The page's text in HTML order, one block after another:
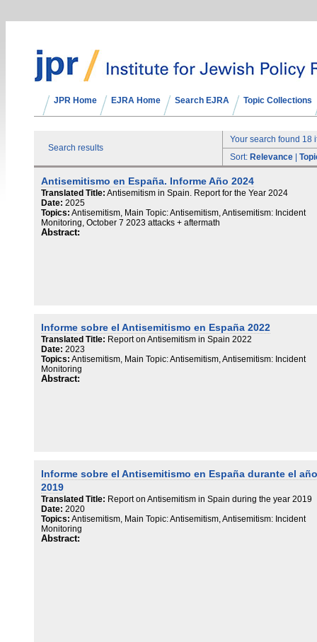
JPR Home EJRA Home Search EJRA Topic Collections
Search results
Your search found 18
Sort: Relevance
Antisemitismo en España. Informe Año 2024
Translated Title: Antisemitism in Spain. Report for the Year 2024
Date: 2025
Topics: Antisemitism, Main Topic: Antisemitism, Antisemitism: Incident
Monitoring, October 7 2023 attacks + aftermath
Abstract:
Informe sobre el Antisemitismo en España 2022
Translated Title: Report on Antisemitism in Spain 2022
Date: 2023
Topics: Antisemitism, Main Topic: Antisemitism, Antisemitism: Incident
Monitoring
Abstract:
Informe sobre el Antisemitismo en España durante el año
2019
Translated Title: Report on Antisemitism in Spain during the year 2019
Date: 2020
Topics: Antisemitism, Main Topic: Antisemitism, Antisemitism: Incident
Monitoring
Abstract: